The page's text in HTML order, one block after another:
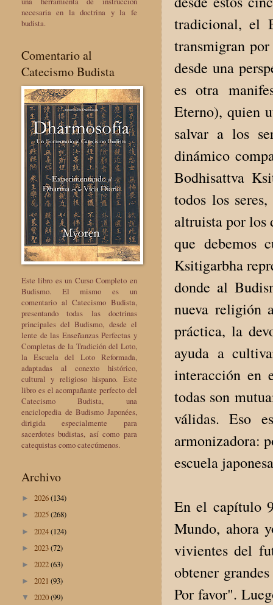
tradicional, el
transmigran
desde una
es otra
Eterno), quien
salvar a los
dinámico
Bodhisattva
todos los
altruista por los
que debemos
Ksitigarbha
donde al
nueva religión
práctica, la
ayuda a
interacción en
todas son
válidas. Eso
armonizadora:
escuela
En el capítulo
Mundo, ahora
vivientes del
obtener
Por favor".
necesaria en la doctrina y la fe
budista.
Comentario al
Catecismo Budista
Este libro es un Curso Completo en
Budismo. El mismo es un
comentario al Catecismo Budista,
presentando todas las doctrinas
principales del Budismo, desde el
lente de las Enseñanzas Perfectas y
Completas de la Tradición del Loto,
la Escuela del Loto Reformada,
adaptadas al conexto histórico,
cultural y religioso hispano. Este
libro es el acompañante perfecto del
Catecismo Budista, una
enciclopedia de Budismo Japonées,
dirigida especialmente para
sacerdotes budistas, así como para
catequistas como catecúmenos.
Archivo
► 2026(134)
► 2025(268)
► 2024(124)
► 2023(72)
► 2022(63)
► 2021 (93)
▼ 2020(99)